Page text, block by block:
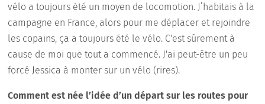
vélo a toujours été un moyen de locomotion. J’habitais à la
campagne en France, alors pour me déplacer et rejoindre
les copains, ça a toujours été le vélo. C'est sûrement à
cause de moi que tout a commencé. J'ai peut-être un peu
forcé Jessica à monter sur un vélo (rires).
Comment est née l’idée d’un départ sur les routes pour